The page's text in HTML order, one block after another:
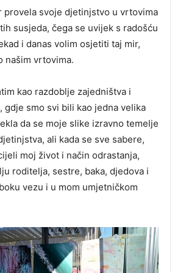
provela svoje djetinjstvo u vrtovima
susjeda, čega se uvijek s radošću
i danas volim osjetiti taj mir,
našim vrtovima.
kao razdoblje zajedništva i
gdje smo svi bili kao jedna velika
da se moje slike izravno temelje
ali kada se sve sabere,
moj život i način odrastanja,
roditelja, sestre, baka, djedova i
vezu i u mom umjetničkom